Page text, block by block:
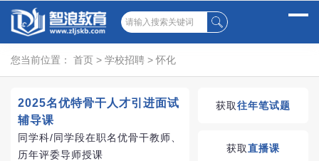
您当前位置： 首页 > 学校招聘 >怀化
2025名优特骨干人才引进面试
辅导课
同学科/同学段在职名优骨干教师、
历年评委导师授课
湖南教师招聘考试优
获取往年笔试题
获取直播课